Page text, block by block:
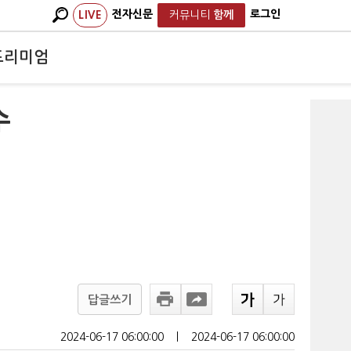
LIVE 전자신문 커뮤니티 함께 로그인
리미엄
답글쓰기
2024-06-17 06:00:00 2024-06-17 06:00:00